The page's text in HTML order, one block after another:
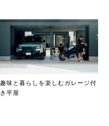
趣味と暮らしを楽しむガレージ付
き平屋